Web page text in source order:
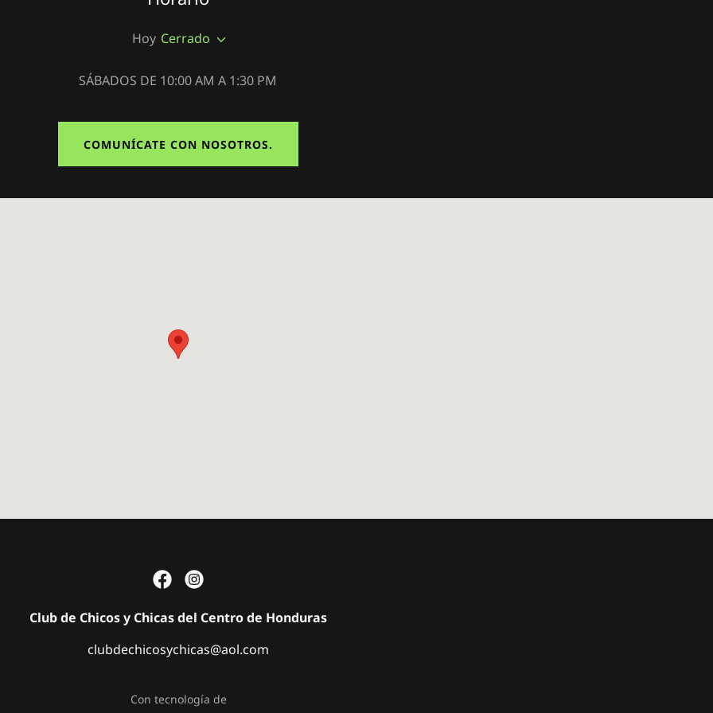
Hoy Cerrado
SÁBADOS DE 10:00 AM A 1:30 PM
COMUNÍCATE CON NOSOTROS.
Club de Chicos y Chicas del Centro de Honduras
clubdechicosychicas@aol.com
Con tecnología de